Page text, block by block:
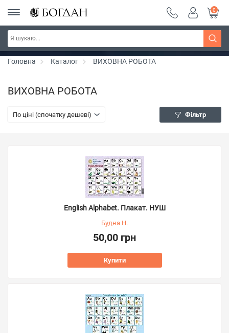
РОЗПРОДАЖ ~ 150 грн ~ 200 грн ~ 250 грн ~
300 грн ~ РОЗПРОДАЖ
Дізнатись більше
0
Головна Каталог ВИХОВНА РОБОТА
ВИХОВНА РОБОТА
По ціні (спочатку дешеві) Фільтр
English Alphabet. Плакат. НУШ
Будна Н.
50,00 грн
Купити